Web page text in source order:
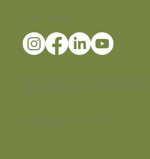
Siga a LEMMA nas Redes Sociais
Disclaimer:
Conteúdo dirigido exclusivamente às farmácias magistrais e
informativo e não dispensa da avaliação criteriosa do profissional
e a prática clínica. A reprodução e divulgação deste material é restrita a
quaisquer mídias escritas ou digitais.
© 2025 LEMMA SUPPLY - Todos os direitos reservados.
Produced by
Verity Digital